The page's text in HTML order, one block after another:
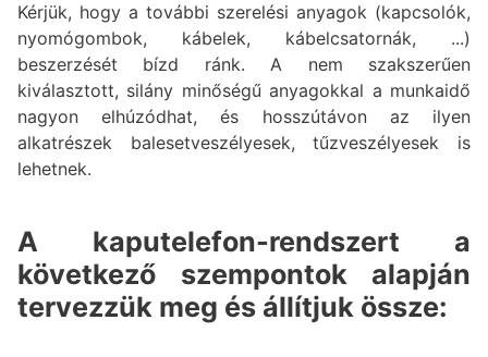
Kérjük, hogy a további szerelési anyagok (kapcsolók,
nyomógombok, kábelek, kábelcsatornák, ...)
beszerzését bízd ránk. A nem szakszerűen
kiválasztott, silány minőségű anyagokkal a munkaidő
nagyon elhúzódhat, és hosszútávon az ilyen
alkatrészek balesetveszélyesek, tűzveszélyesek is
lehetnek.
A kaputelefon-rendszert a
következő szempontok alapján
tervezzük meg és állítjuk össze: